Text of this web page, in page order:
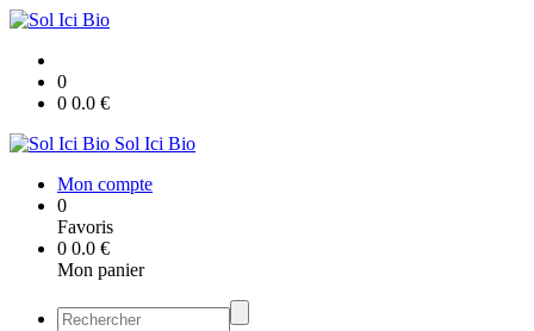
0
0 0.0 €
Sol Ici Bio
Mon compte
0
Favoris
0 0.0 €
Mon panier